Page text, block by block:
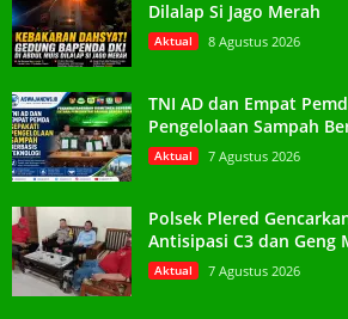
Dilalap Si Jago Merah
Aktual 8 Agustus 2026
TNI AD dan Empat
Pengelolaan Sampah
Aktual 7 Agustus 2026
Polsek Plered
Antisipasi C3 dan Geng
Aktual 7 Agustus 2026